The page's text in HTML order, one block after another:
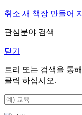
취소 새 책장 만들어
관심분야 검색
닫기
트리 또는 검색을 통
클릭 하십시오.